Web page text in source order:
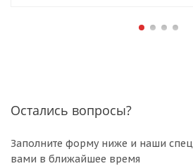
Остались вопросы?
Заполните форму ниже и наши
вами в ближайшее время